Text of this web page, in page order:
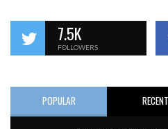
7.5K
FOLLOWERS
POPULAR RECENT